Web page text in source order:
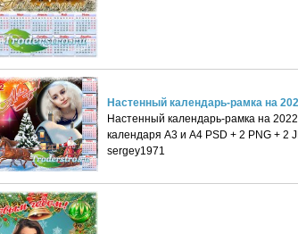
Настенный календарь-рамка на
Настенный календарь-рамка на
календаря А3 и А4 PSD + 2 PNG + 2
sergey1971